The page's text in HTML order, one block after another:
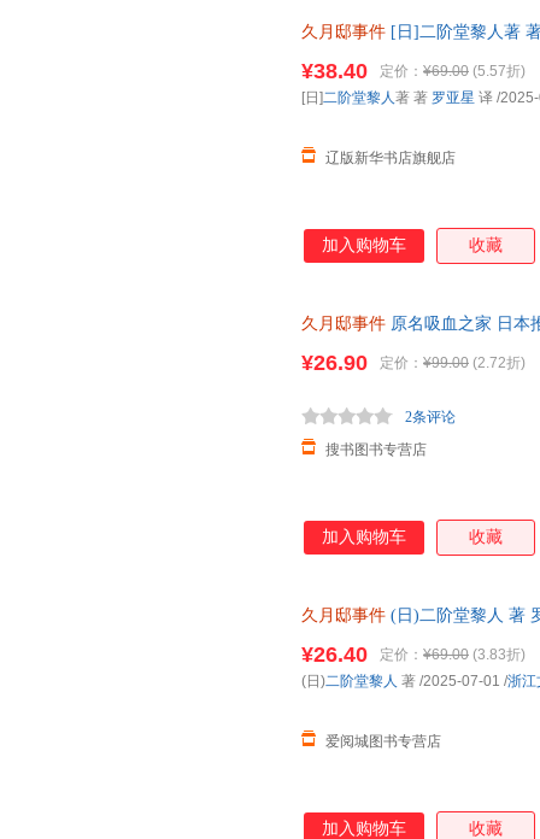
久月邸事件 [日]二阶堂黎人著
¥38.40 定价： ¥69.00 (5.57折)
辽版新华书店旗舰店
[日]二阶堂黎人著 著 罗亚星 译 /
加入购物车 收藏
久月邸事件 原名吸血之家 日本
¥26.90 定价： ¥99.00 (2.72折)
搜书图书专营店
2条评论
加入购物车 收藏
久月邸事件 (日)二阶堂黎人 著
¥26.40 定价： ¥69.00 (3.83折)
爱阅城图书专营店
(日)二阶堂黎人 著 /2025-07-01 /浙江
加入购物车 收藏